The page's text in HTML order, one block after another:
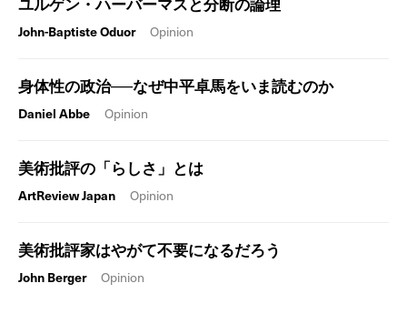
John-Baptiste Oduor Opinion
身体性の政治──なぜ中平卓馬をいま読むのか
Daniel Abbe Opinion
美術批評の「らしさ」とは
ArtReview Japan Opinion
美術批評家はやがて不要になるだろう
John Berger Opinion